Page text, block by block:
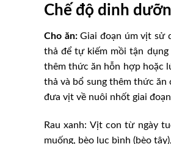
Chế độ dinh
Cho ăn:Giai đoạn úm vịt sử
thả để tự kiếm mồi tận
thêm thức ăn hỗn hợp hoặc
thả và bổ sung thêm thức
đưa vịt về nuôi nhốt giai
Rau xanh: Vịt con từ ngày
muống, bèo lục bình (bèo